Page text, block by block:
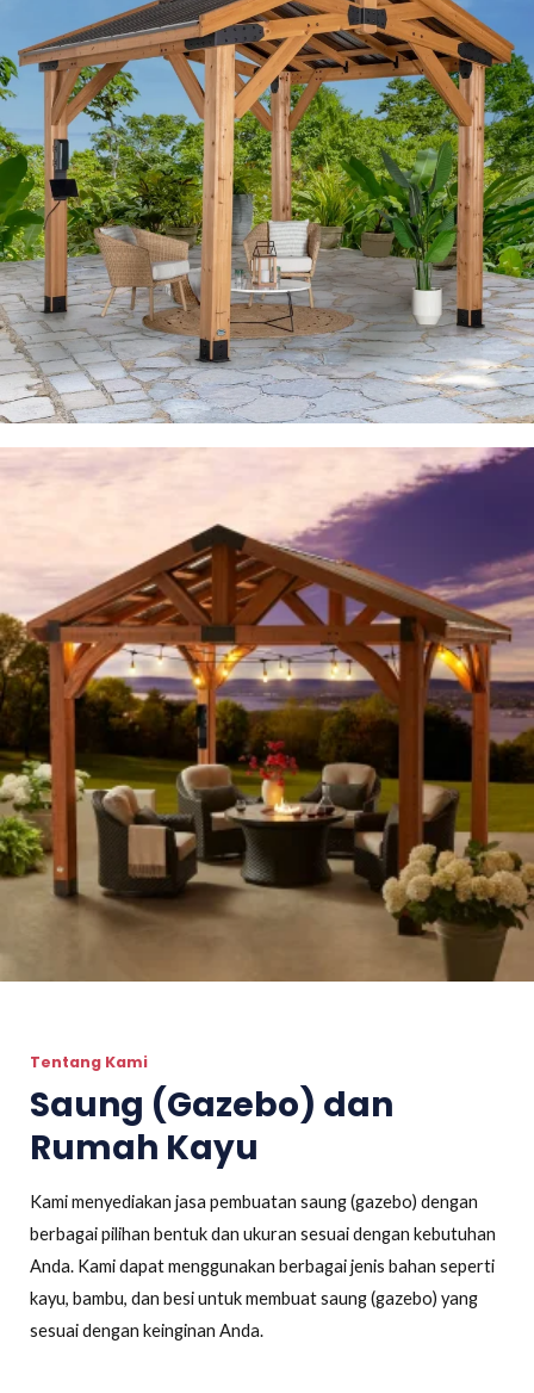
Tentang Kami
Saung (Gazebo) dan
Rumah Kayu
Kami menyediakan jasa pembuatan saung (gazebo) dengan
berbagai pilihan bentuk dan ukuran sesuai dengan kebutuhan
Anda. Kami dapat menggunakan berbagai jenis bahan seperti
kayu, bambu, dan besi untuk membuat saung (gazebo) yang
sesuai dengan keinginan Anda.